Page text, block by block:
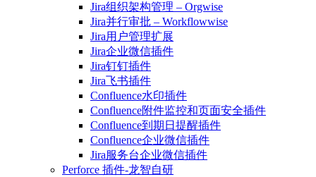
Jira组织架构管理 – Orgwise
Jira并行审批 – Workflowwise
Jira用户管理扩展
Jira企业微信插件
Jira钉钉插件
Jira飞书插件
Confluence水印插件
Confluence附件监控和页面安全插件
Confluence到期日提醒插件
Confluence企业微信插件
Jira服务台企业微信插件
Perforce 插件-龙智自研